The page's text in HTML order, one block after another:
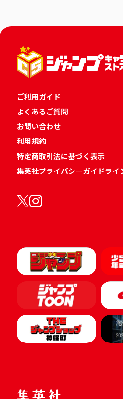
ご利用ガイド
よくあるご質問
お問い合わせ
利用規約
特定商取引法に基づく表示
集英社プライバシーガイドライ